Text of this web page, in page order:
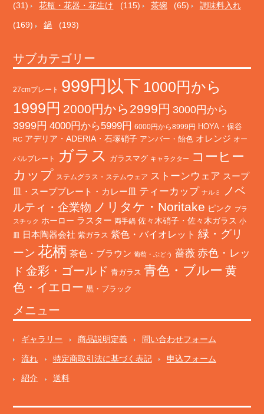
(31) 花瓶・花器・花生け (115) 茶碗 (65) 調味料入れ
(169) 鍋 (193)
サブカテゴリー
27cmプレート 999円以下 1000円から
1999円 2000円から2999円 3000円から
3999円 4000円から5999円 6000円から8999円 HOYA・保谷
RC アデリア・ADERIA・石塚硝子 アンバー・飴色 オレンジ オー
バルプレート ガラス ガラスマグ キャラクター
コーヒー
カップ ステムグラス・ステムウェア ストーンウェア スープ
皿・スーププレート・カレー皿 ティーカップ ナルミ
ノベ
ルティ・企業物 ノリタケ・Noritake ピンク プラ
スチック ホーロー ラスター 両手鍋 佐々木硝子・佐々木ガラス 小
皿
日本陶器会社 紫ガラス 紫色・バイオレット 緑・グリ
ーン 花柄 茶色・ブラウン 葡萄・ぶどう 薔薇 赤色・レッ
ド 金彩・ゴールド 青ガラス 青色・ブルー 黄
色・イエロー 黒・ブラック
メニュー
ギャラリー 商品説明定義 問い合わせフォーム
流れ 特定商取引法に基づく表記 申込フォーム
紹介 送料